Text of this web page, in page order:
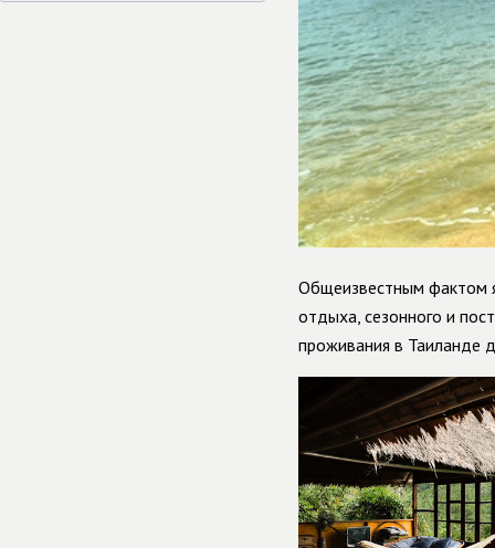
Общеизвестным фактом
отдыха, сезонного и
проживания в Таиланде